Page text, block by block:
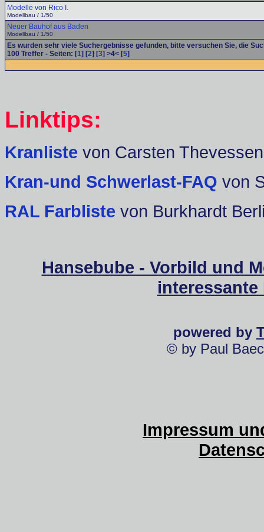
Modelle von Rico I.
Modellbau / 1/50
Neuer Bauhof aus Baden
Modellbau / 1/50
Es wurden sehr viele Suchergebnisse gefunden, bitte versuchen Sie, die
100 Treffer - Seiten: [1] [2] [3] >4< [5]
Linktips:
Kranliste von Carsten Thevessen
Kran-und Schwerlast-FAQ von
RAL Farbliste von Burkhardt
Hansebube - Vorbild und
powered by
© by Paul
Impressum